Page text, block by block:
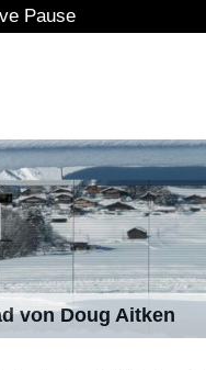
von Doug Aitken